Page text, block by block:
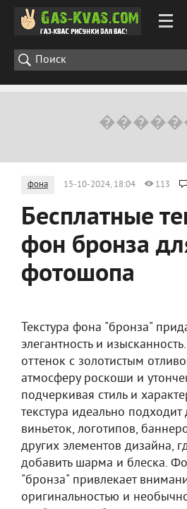
фона 15-10-2024, 18:04 113
Бесплатные
фон бронза
фотошопа
Текстура фона "бронза"
элегантность и
оттенок с золотистым
атмосферу роскоши и
подчеркивая стиль и
текстура идеально
виньеток, логотипов,
других элементов дизайна,
добавить шарма и блеска.
"бронза" привлекает
оригинальностью и